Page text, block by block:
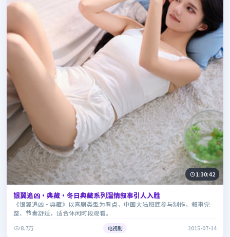
1:30:42
银翼追凶·典藏·冬日典藏系列温情叙事引人入胜
《银翼追凶·典藏》以喜剧类型为看点，中国大陆班底参与制作，叙事完
整、节奏舒适，适合休闲时段观看。
8.7万
电视剧 2015-07-14